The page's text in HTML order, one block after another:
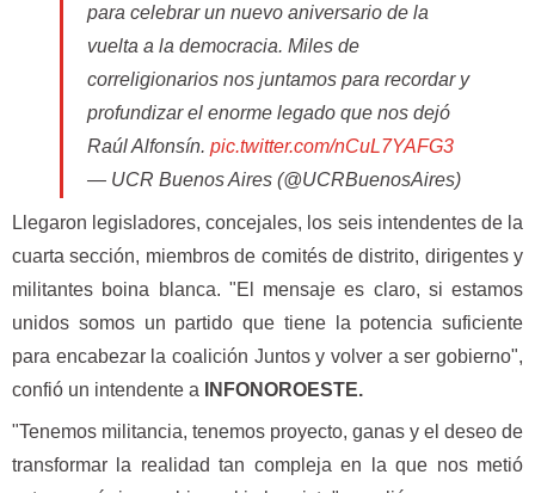
para celebrar un nuevo aniversario de la
vuelta a la democracia. Miles de
correligionarios nos juntamos para recordar y
profundizar el enorme legado que nos dejó
Raúl Alfonsín. pic.twitter.com/nCuL7YAFG3
— UCR Buenos Aires (@UCRBuenosAires)
October 29, 2022
Llegaron legisladores, concejales, los seis intendentes de la
cuarta sección, miembros de comités de distrito, dirigentes y
militantes boina blanca. "El mensaje es claro, si estamos
unidos somos un partido que tiene la potencia suficiente
para encabezar la coalición Juntos y volver a ser gobierno",
confió un intendente a
INFONOROESTE.
"Tenemos militancia, tenemos proyecto, ganas y el deseo de
transformar la realidad tan compleja en la que nos metió